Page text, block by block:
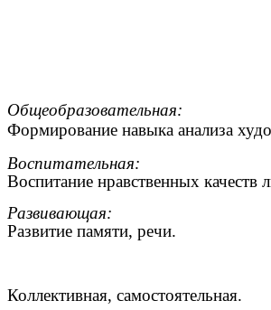
Общеобразовательная:
Формирование навыка анализа
Воспитательная:
Воспитание нравственных качеств
Развивающая:
Развитие памяти, речи.
Коллективная, самостоятельная.